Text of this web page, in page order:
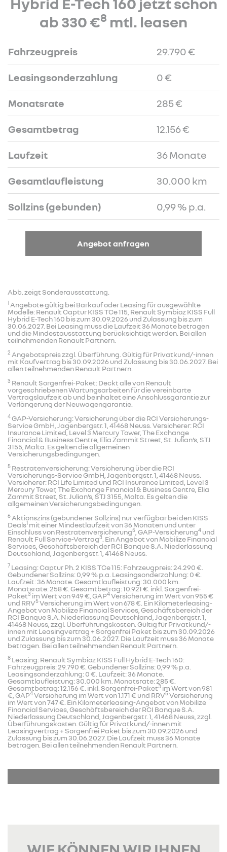
ab 330 €8 mtl. leasen
Fahrzeugpreis 29.790 €
Leasingsonderzahlung 0 €
Monatsrate 285 €
Gesamtbetrag 12.156 €
Laufzeit 36 Monate
Gesamtlaufleistung 30.000 km
Sollzins (gebunden) 0,99 % p.a.
Angebot anfragen
Abb. zeigt Sonderausstattung.
1 Angebote gültig bei Barkauf oder Leasing für ausgewählte
Modelle: Renault Captur KISS TCe 115, Renault Symbioz KISS Full
Hybrid E-Tech 160 bis zum 30.09.2026 und Zulassung bis zum
30.06.2027. Bei Leasing muss die Laufzeit 36 Monate betragen
und die Mindestausstattung berücksichtigt werden. Bei allen
teilnehmenden Renault Partnern.
2 Angebotspreis zzgl. Überführung. Gültig für Privatkund/-innen
mit Kaufvertrag bis 30.09.2026 und Zulassung bis 30.06.2027. Bei
allen teilnehmenden Renault Partnern.
3 Renault Sorgenfrei-Paket: Deckt alle von Renault
vorgeschriebenen Wartungsarbeiten für die vereinbarte
Vertragslaufzeit ab und beinhaltet eine Anschlussgarantie zur
Verlängerung der Neuwagengarantie.
4GAP-Versicherung: Versicherung über die RCI Versicherungs-
Service GmbH, Jagenbergstr. 1, 41468 Neuss. Versicherer: RCI
Insurance Limited, Level 3 Mercury Tower, The Exchange
Financial & Business Centre, Elia Zammit Street, St. Julian’s, STJ
3155, Malta. Es gelten die allgemeinen
Versicherungsbedingungen.
5 Restratenversicherung: Versicherung über die RCI
Versicherungs-Service GmbH, Jagenbergstr. 1, 41468 Neuss.
Versicherer: RCI Life Limited und RCI Insurance Limited, Level 3
Mercury Tower, The Exchange Financial & Business Centre, Elia
Zammit Street, St. Julian’s, STJ 3155, Malta. Es gelten die
allgemeinen Versicherungsbedingungen.
6 Aktionszins (gebundener Sollzins) nur verfügbar bei den KISS
Deals1 mit einer Mindestlaufzeit von 36 Monaten und unter
Einschluss von Restratenversicherung5 , GAP-Versicherung4 und
Renault Full Service-Vertrag3 . Ein Angebot von Mobilize Financial
Services, Geschäftsbereich der RCI Banque S.A. Niederlassung
Deutschland, Jagenbergstr. 1, 41468 Neuss.
7 Leasing: Captur Ph. 2 KISS TCe 115: Fahrzeugpreis: 24.290 €.
Gebundener Sollzins: 0,99 % p.a. Leasingsonderzahlung: 0 €.
Laufzeit: 36 Monate. Gesamtlaufleistung: 30.000 km.
Monatsrate: 258 €. Gesamtbetrag: 10.921 €. inkl. Sorgenfrei-
Paket3 im Wert von 949 €, GAP4Versicherung im Wert von 955 €
und RRV5Versicherung im Wert von 678 €. Ein Kilometerleasing-
Angebot von Mobilize Financial Services, Geschäftsbereich der
RCI Banque S.A. Niederlassung Deutschland, Jagenbergstr. 1,
41468 Neuss, zzgl. Überführungskosten. Gültig für Privatkund/-
innen mit Leasingvertrag + Sorgenfrei Paket bis zum 30.09.2026
und Zulassung bis zum 30.06.2027. Die Laufzeit muss 36 Monate
betragen. Bei allen teilnehmenden Renault Partnern.
8 Leasing: Renault Symbioz KISS Full Hybrid E-Tech 160:
Fahrzeugpreis: 29.790 €. Gebundener Sollzins: 0,99 % p.a.
Leasingsonderzahlung: 0 €. Laufzeit: 36 Monate.
Gesamtlaufleistung: 30.000 km. Monatsrate: 285 €.
Gesamtbetrag: 12.156 €. inkl. Sorgenfrei-Paket3 im Wert von 981
€, GAP4Versicherung im Wert von 1.171 € und RRV5Versicherung
im Wert von 747 €. Ein Kilometerleasing-Angebot von Mobilize
Financial Services, Geschäftsbereich der RCI Banque S.A.
Niederlassung Deutschland, Jagenbergstr. 1, 41468 Neuss, zzgl.
Überführungskosten. Gültig für Privatkund/-innen mit
Leasingvertrag + Sorgenfrei Paket bis zum 30.09.2026 und
Zulassung bis zum 30.06.2027. Die Laufzeit muss 36 Monate
betragen. Bei allen teilnehmenden Renault Partnern.